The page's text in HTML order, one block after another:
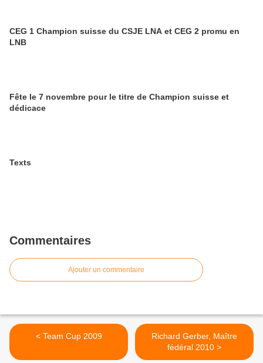
CEG 1 Champion suisse du CSJE LNA et CEG 2 promu en
LNB
Fête le 7 novembre pour le titre de Champion suisse et
dédicace
Texts
Commentaires
Ajouter un commentaire
< Team Cup 2009
Richard Gerber, Maître
fédéral 2010 >